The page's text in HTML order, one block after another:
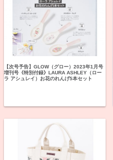
【次号予告】GLOW（グロー）2023年1月号
増刊号《特別付録》LAURA ASHLEY（ロー
ラ アシュレイ）お花のれんげ5本セット